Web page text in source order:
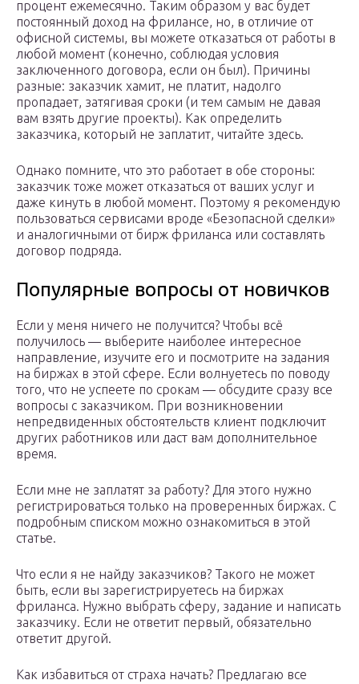
процент ежемесячно. Таким образом у вас будет
постоянный доход на фрилансе, но, в отличие от
офисной системы, вы можете отказаться от работы в
любой момент (конечно, соблюдая условия
заключенного договора, если он был). Причины
разные: заказчик хамит, не платит, надолго
пропадает, затягивая сроки (и тем самым не давая
вам взять другие проекты). Как определить
заказчика, который не заплатит, читайте здесь.
Однако помните, что это работает в обе стороны:
заказчик тоже может отказаться от ваших услуг и
даже кинуть в любой момент. Поэтому я рекомендую
пользоваться сервисами вроде «Безопасной сделки»
и аналогичными от бирж фриланса или составлять
договор подряда.
Популярные вопросы от новичков
Если у меня ничего не получится? Чтобы всё
получилось — выберите наиболее интересное
направление, изучите его и посмотрите на задания
на биржах в этой сфере. Если волнуетесь по поводу
того, что не успеете по срокам — обсудите сразу все
вопросы с заказчиком. При возникновении
непредвиденных обстоятельств клиент подключит
других работников или даст вам дополнительное
время.
Если мне не заплатят за работу? Для этого нужно
регистрироваться только на проверенных биржах. С
подробным списком можно ознакомиться в этой
статье.
Что если я не найду заказчиков? Такого не может
быть, если вы зарегистрируетесь на биржах
фриланса. Нужно выбрать сферу, задание и написать
заказчику. Если не ответит первый, обязательно
ответит другой.
Как избавиться от страха начать? Предлагаю все